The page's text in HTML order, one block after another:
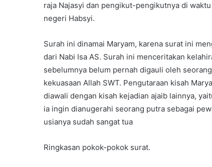
raja Najasyi dan pengikut-pengikutnya di
negeri Habsyi.
Surah ini dinamai Maryam, karena surat ini
dari Nabi Isa AS. Surah ini menceritakan
sebelumnya belum pernah digauli oleh
kekuasaan Allah SWT. Pengutaraan kisah
diawali dengan kisah kejadian ajaib lainnya,
ia ingin dianugerahi seorang putra sebagai
usianya sudah sangat tua
Ringkasan pokok-pokok surat.